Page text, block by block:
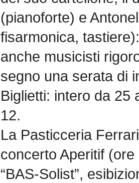
(pianoforte) e
fisarmonica,
anche musicisti
segno una serata di
Biglietti: intero da 25
12.
La Pasticceria
concerto Aperitif
“BAS-Solist”,